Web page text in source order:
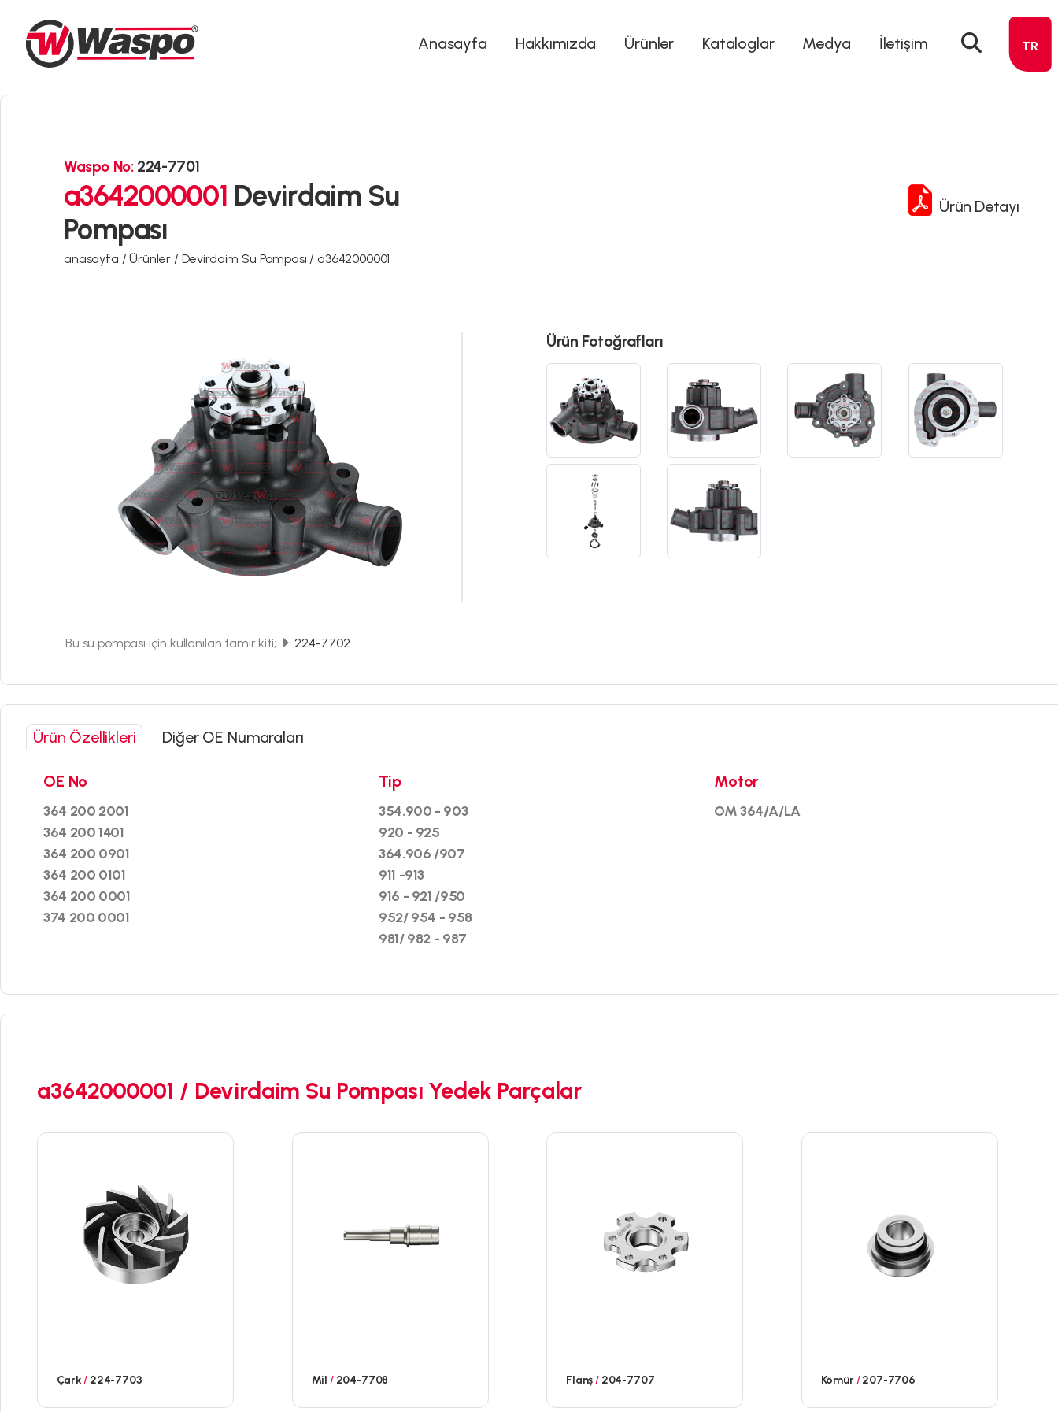
Anasayfa Hakkımızda Ürünler Kataloglar Medya İletişim TR
Waspo No: 224-7701
a3642000001 Devirdaim Su
Pompası
anasayfa /Ürünler / Devirdaim Su Pompası / a3642000001
Ürün Detayı
Ürün Fotoğrafları
Bu su pompası için kullanılan tamir kiti; 224-7702
Ürün Özellikleri Diğer OE Numaraları
OE No
364 200 2001
364 200 1401
364 200 0901
364 200 0101
364 200 0001
374 200 0001
Tip
354.900 - 903
920 - 925
364.906 /907
911 -913
916 - 921 /950
952/ 954 - 958
981/ 982 - 987
Motor
OM 364/A/LA
a3642000001 / Devirdaim Su Pompası Yedek Parçalar
Çark/ 224-7703 Mil /204-7708 Flanş/204-7707 Kömür/207-7706